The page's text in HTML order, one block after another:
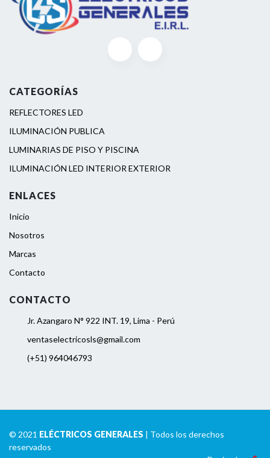
CATEGORÍAS
REFLECTORES LED
ILUMINACIÓN PUBLICA
LUMINARIAS DE PISO Y PISCINA
ILUMINACIÓN LED INTERIOR EXTERIOR
ENLACES
Inicio
Nosotros
Marcas
Contacto
CONTACTO
Jr. Azangaro N° 922 INT. 19, Lima - Perú
ventaselectricosls@gmail.com
(+51) 964046793
© 2021 ELÉCTRICOS GENERALES | Todos los derechos
reservados